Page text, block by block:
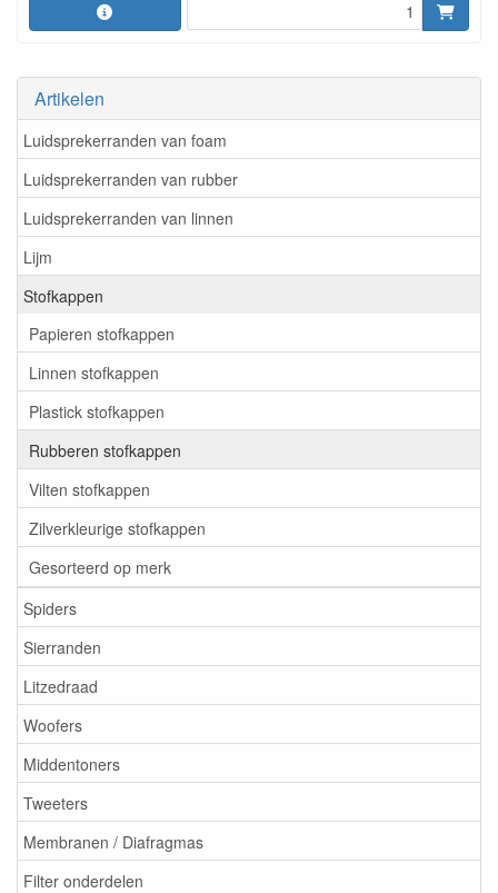
Artikelen
Luidsprekerranden van foam
Luidsprekerranden van rubber
Luidsprekerranden van linnen
Lijm
Stofkappen
Papieren stofkappen
Linnen stofkappen
Plastick stofkappen
Rubberen stofkappen
Vilten stofkappen
Zilverkleurige stofkappen
Gesorteerd op merk
Spiders
Sierranden
Litzedraad
Woofers
Middentoners
Tweeters
Membranen / Diafragmas
Filter onderdelen